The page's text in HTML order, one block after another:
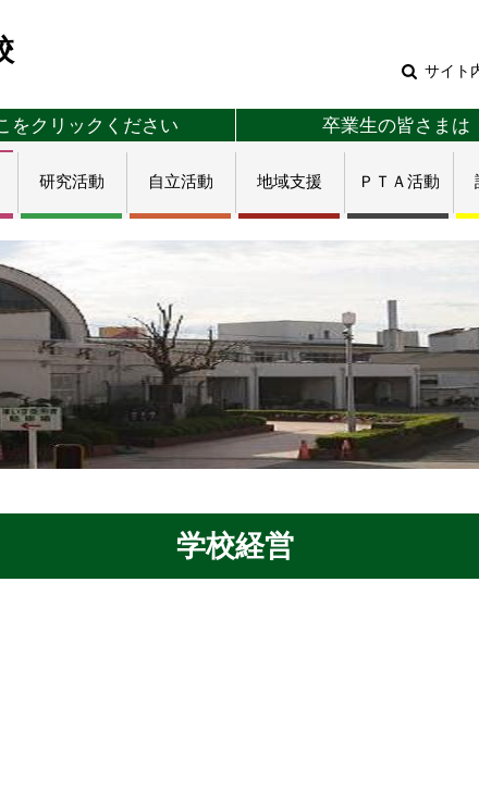
サイト
をクリックください 卒業生の皆さま
研究活動 自立活動 地域支援 ＰＴＡ活動
学校経営